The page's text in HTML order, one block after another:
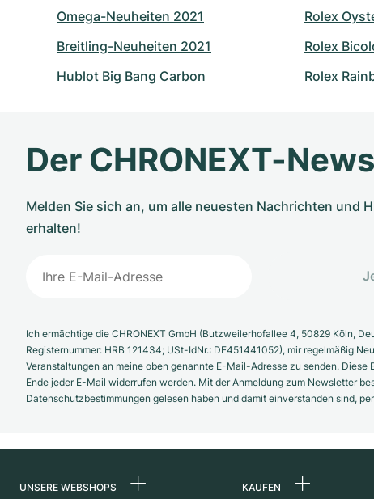
Omega-Neuheiten 2021
Breitling-Neuheiten 2021
Hublot Big Bang Carbon
Rolex
Rolex
Rolex
Der CHRONEXT-
Melden Sie sich an, um alle neuesten Nachrichten und
erhalten!
Ich ermächtige die CHRONEXT GmbH (Butzweilerhofallee 4, 50829 Köln,
Registernummer: HRB 121434; USt-IdNr.: DE451441052), mir regelmäßig
Veranstaltungen an meine oben genannte E-Mail-Adresse zu senden.
Ende jeder E-Mail widerrufen werden. Mit der Anmeldung zum Newsletter
Datenschutzbestimmungen gelesen haben und damit einverstanden sind,
UNSERE WEBSHOPS KAUFEN